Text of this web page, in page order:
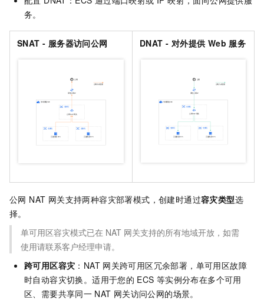
务。
SNAT - 服务器访问公网 DNAT - 对外提供 Web 服务
公网 NAT 网关支持两种容灾部署模式，创建时通过容灾类型选
择。
单可用区容灾模式已在 NAT 网关支持的所有地域开放，如需
使用请联系客户经理申请。
跨可用区容灾 ：NAT 网关跨可用区冗余部署，单可用区故障
时自动容灾切换。适用于您的 ECS 等实例分布在多个可用
区、需要共享同一 NAT 网关访问公网的场景。